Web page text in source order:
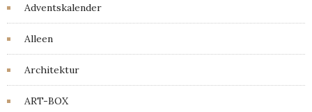
Adventskalender
Alleen
Architektur
ART-BOX